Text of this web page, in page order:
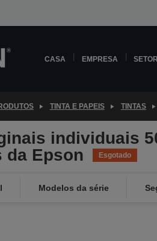
CASA EMPRESA
TINTA E PAPEIS TINTAS
individuais
da Epson
Esgotado
Modelos da série